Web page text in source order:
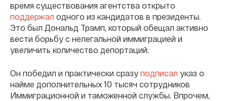
время существования агентства открыто
поддержал одного из кандидатов в президенты.
Это был Дональд Трамп, который обещал активно
вести борьбу с нелегальной иммиграцией и
увеличить количество депортаций.
Он победил и практически сразу подписал указ о
найме дополнительных 10 тысяч сотрудников
Иммиграционной и таможенной службы. Впрочем,